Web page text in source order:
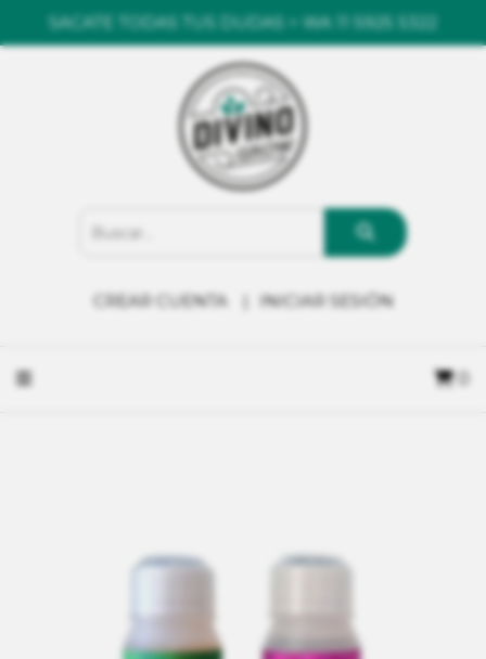
SACATE TODAS TUS DUDAS > WA 11 5925 5322
CREAR CUENTA INICIAR SESIÓN